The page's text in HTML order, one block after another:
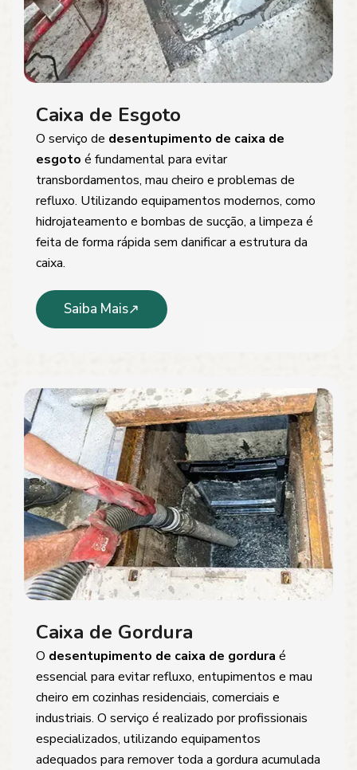
Caixa de Esgoto
O serviço de desentupimento de caixa de
esgoto é fundamental para evitar
transbordamentos, mau cheiro e problemas de
refluxo. Utilizando equipamentos modernos, como
hidrojateamento e bombas de sucção, a limpeza é
feita de forma rápida sem danificar a estrutura da
caixa.
Saiba Mais
Caixa de Gordura
O desentupimento de caixa de gordura é
essencial para evitar refluxo, entupimentos e mau
cheiro em cozinhas residenciais, comerciais e
industriais. O serviço é realizado por profissionais
especializados, utilizando equipamentos
adequados para remover toda a gordura acumulada